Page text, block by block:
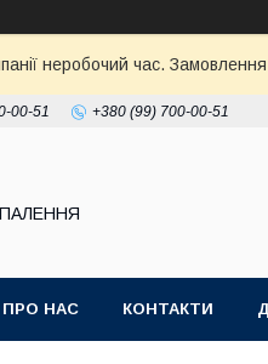
неробочий час.
00-51 +380 (99) 700-00-51
ПРО НАС КОНТАКТИ